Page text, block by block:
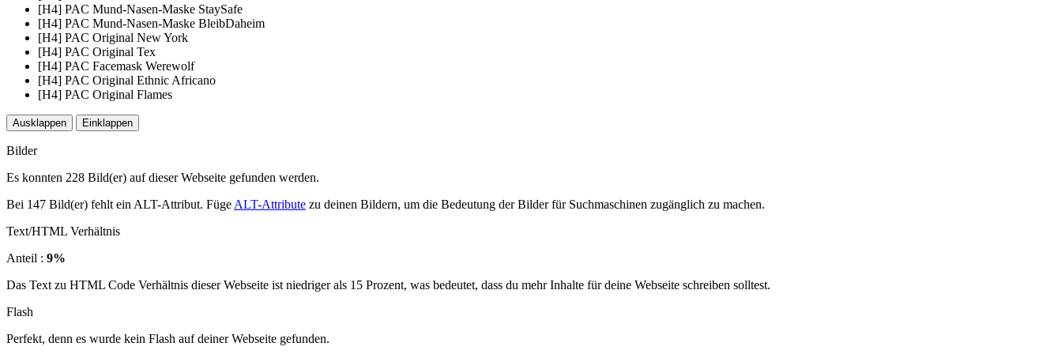
[H4] PAC Mund-Nasen-Maske StaySafe
[H4] PAC Mund-Nasen-Maske BleibDaheim
[H4] PAC Original New York
[H4] PAC Original Tex
[H4] PAC Facemask Werewolf
[H4] PAC Original Ethnic Africano
[H4] PAC Original Flames
Ausklappen Einklappen
Bilder
Es konnten 228 Bild(er) auf dieser Webseite gefunden werden.
Bei 147 Bild(er) fehlt ein ALT-Attribut. Füge ALT-Attribute zu deinen Bildern, um die Bedeutung der Bilder für Suchmaschinen zugänglich zu machen.
Text/HTML Verhältnis
Anteil : 9%
Das Text zu HTML Code Verhältnis dieser Webseite ist niedriger als 15 Prozent, was bedeutet, dass du mehr Inhalte für deine Webseite schreiben solltest.
Flash
Perfekt, denn es wurde kein Flash auf deiner Webseite gefunden.